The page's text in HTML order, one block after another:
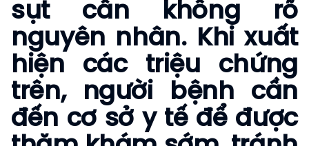
sụt cân không rõ
nguyên nhân. Khi xuất
hiện các triệu chứng
trên, người bệnh cần
đến cơ sở y tế để được